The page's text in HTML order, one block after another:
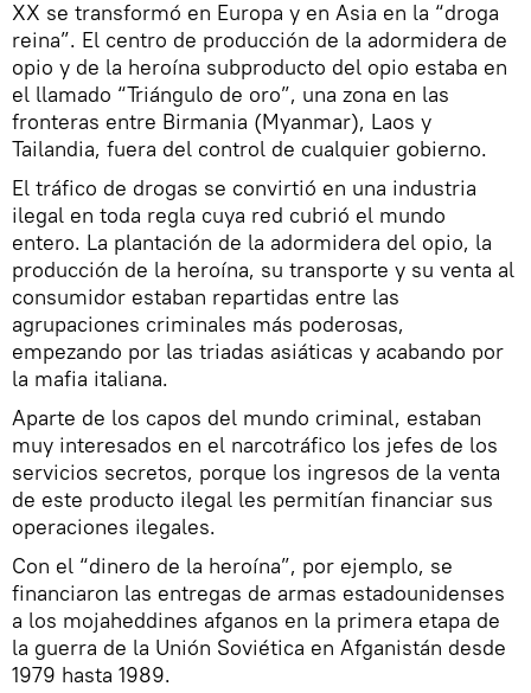
XX se transformó en Europa y en Asia en la “droga
reina”. El centro de producción de la adormidera de
opio y de la heroína subproducto del opio estaba en
el llamado “Triángulo de oro”, una zona en las
fronteras entre Birmania (Myanmar), Laos y
Tailandia, fuera del control de cualquier gobierno.
El tráfico de drogas se convirtió en una industria
ilegal en toda regla cuya red cubrió el mundo
entero. La plantación de la adormidera del opio, la
producción de la heroína, su transporte y su venta al
consumidor estaban repartidas entre las
agrupaciones criminales más poderosas,
empezando por las triadas asiáticas y acabando por
la mafia italiana.
Aparte de los capos del mundo criminal, estaban
muy interesados en el narcotráfico los jefes de los
servicios secretos, porque los ingresos de la venta
de este producto ilegal les permitían financiar sus
operaciones ilegales.
Con el “dinero de la heroína”, por ejemplo, se
financiaron las entregas de armas estadounidenses
a los mojaheddines afganos en la primera etapa de
la guerra de la Unión Soviética en Afganistán desde
1979 hasta 1989.